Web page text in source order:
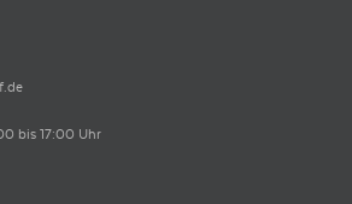
bis 17:00 Uhr